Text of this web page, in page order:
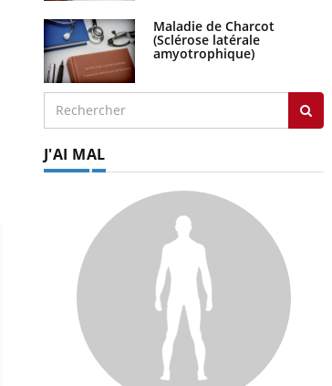
Maladie de Charcot
(Sclérose latérale
amyotrophique)
J'AI MAL